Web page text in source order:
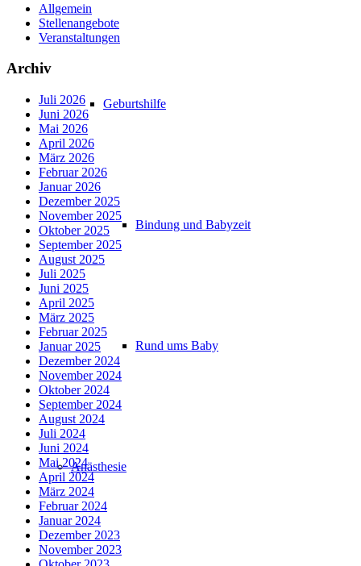
Geburtshilfe
Bindung und Babyzeit
Rund ums Baby
Anästhesie
Allgemein
Stellenangebote
Veranstaltungen
Archiv
Juli 2026
Juni 2026
Mai 2026
April 2026
März 2026
Februar 2026
Januar 2026
Dezember 2025
November 2025
Oktober 2025
September 2025
August 2025
Juli 2025
Juni 2025
April 2025
März 2025
Februar 2025
Januar 2025
Dezember 2024
November 2024
Oktober 2024
September 2024
August 2024
Juli 2024
Juni 2024
Mai 2024
April 2024
März 2024
Februar 2024
Januar 2024
Dezember 2023
November 2023